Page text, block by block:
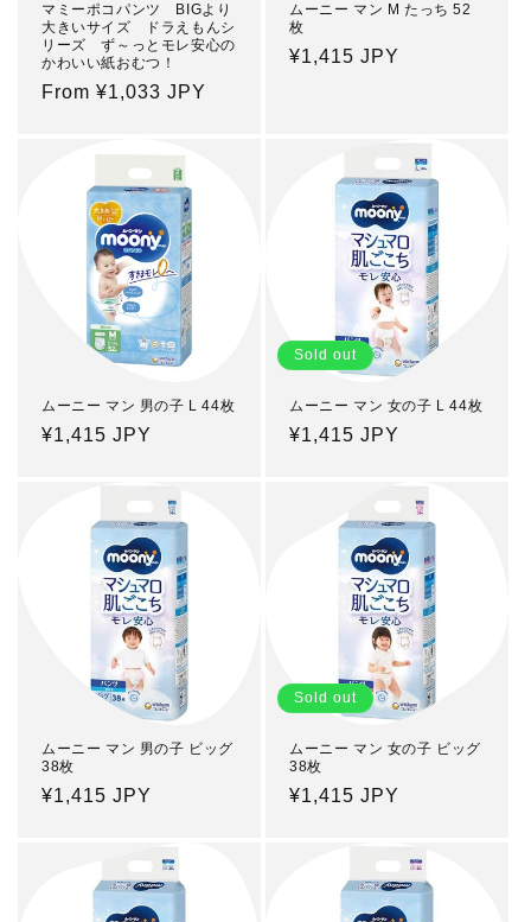
マミーポコパンツ BIGより
大きいサイズ ドラえもんシ
リーズ ず～っとモレ安心の
かわいい紙おむつ！
Regular
From ¥1,033 JPY
ムーニー マン M たっち 52
枚
Regular
¥1,415 JPY
ムーニー マン 男の子 L 44枚
Regular
¥1,415 JPY
Sold out
ムーニー マン 女の子 L 44枚
Regular
¥1,415 JPY
ムーニー マン 男の子 ビッグ
38枚
Regular
¥1,415 JPY
Sold out
ムーニー マン 女の子 ビッグ
38枚
Regular
¥1,415 JPY